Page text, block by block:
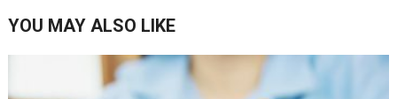
YOU MAY ALSO LIKE